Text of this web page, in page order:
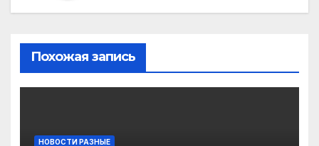
Похожая запись
НОВОСТИ РАЗНЫЕ